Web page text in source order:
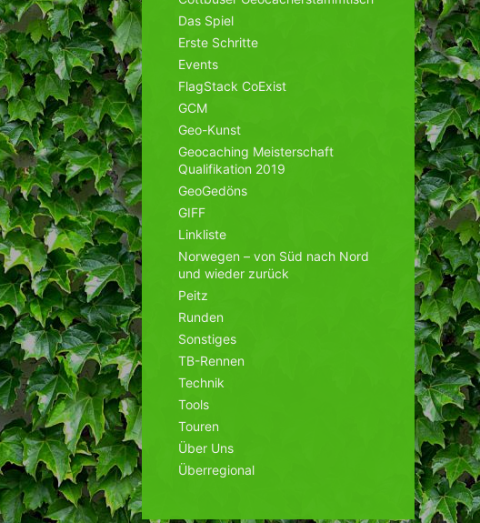
Das Spiel
Erste Schritte
Events
FlagStack CoExist
GCM
Geo-Kunst
Geocaching Meisterschaft
Qualifikation 2019
GeoGedöns
GIFF
Linkliste
Norwegen – von Süd nach Nord
und wieder zurück
Peitz
Runden
Sonstiges
TB-Rennen
Technik
Tools
Touren
Über Uns
Überregional